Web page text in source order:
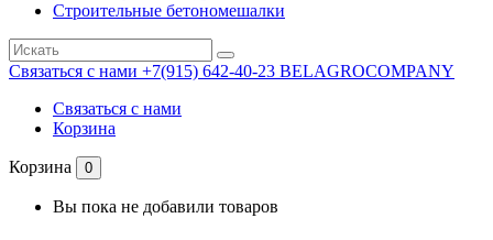
Строительные бетономешалки
Связаться с нами +7(915) 642-40-23 BELAGROCOMPANY
Связаться с нами
Корзина
Корзина 0
Вы пока не добавили товаров